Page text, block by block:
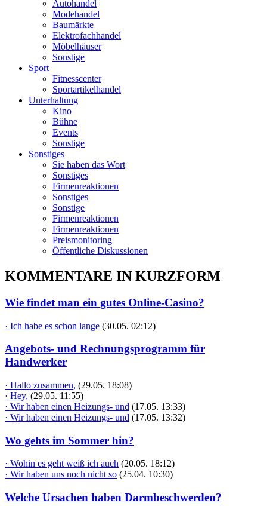
Autohandel
Modehandel
Baumärkte
Elektrofachhandel
Möbelhäuser
Sonstige
Sport
Fitnesscenter
Sportartikelhandel
Unterhaltung
Kino
Bühne
Events
Sonstige
Sonstiges
Sie haben das Wort
Sonstiges
Firmenreaktionen
Sonstiges
Sonstige
Firmenreaktionen
Firmenreaktionen
Preismonitoring
Öffentliche Diskussionen
KOMMENTARE IN KURZFORM
Wie findet man ein gutes Online-Casino?
· Ich habe es schon lange (30.05. 02:12)
Angebots- und Rechnungsprogramm für
Handwerker
· Hallo zusammen, (29.05. 18:08)
· Hey, (29.05. 11:55)
· Wir haben einen Heizungs- und (17.05. 13:33)
· Wir haben einen Heizungs- und (17.05. 13:32)
Wo gehts im Sommer hin?
· Wohin es geht weiß ich auch (20.05. 18:12)
· Wir haben uns noch nicht so (25.04. 10:30)
Welche Ursachen haben Darmbeschwerden?